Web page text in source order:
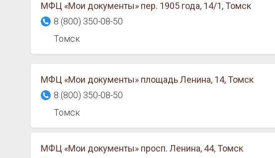
МФЦ «Мои документы» пер. 1905 года, 14/1, Томск
8 (800) 350-08-50
Томск
МФЦ «Мои документы» площадь Ленина, 14, Томск
8 (800) 350-08-50
Томск
МФЦ «Мои документы» просп. Ленина, 44, Томск